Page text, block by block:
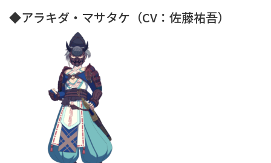
◆アラキダ・マサタケ（CV：佐藤祐吾）